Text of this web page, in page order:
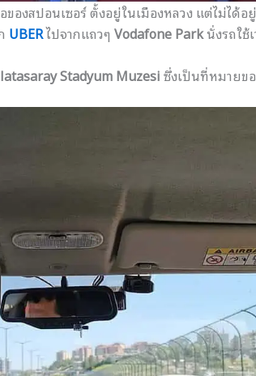
ของสปอนเซอร์ ตั้งอยู่ในเมืองหลวง แต่ไม่ได้อ
UBERไปจากแถวๆ Vodafone Parkนั่งรถใช้
Stadyum Muzesiซึ่งเป็นที่หมายข